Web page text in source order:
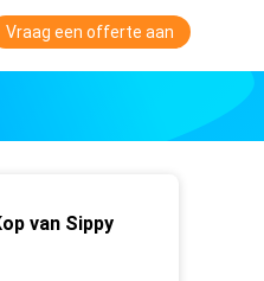
Vraag een offerte aan
van Sippy